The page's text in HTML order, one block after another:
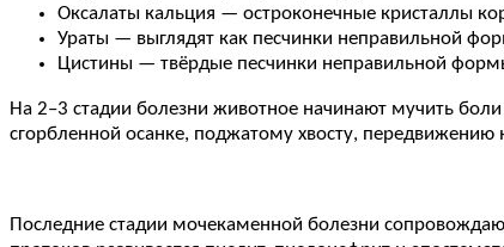
Оксалаты кальция — остроконечные кристаллы
Ураты — выглядят как песчинки неправильной
Цистины — твёрдые песчинки неправильной
На 2–3 стадии болезни животное начинают мучить
сгорбленной осанке, поджатому хвосту,
Последние стадии мочекаменной болезни